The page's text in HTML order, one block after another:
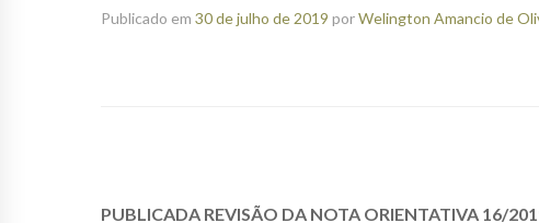
Publicado em 30 de julho de 2019 porWelington Amancio de
PUBLICADA REVISÃO DA NOTA ORIENTATIVA 16/